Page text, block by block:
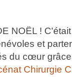
NOËL !
et
du cœur
Chirurgie